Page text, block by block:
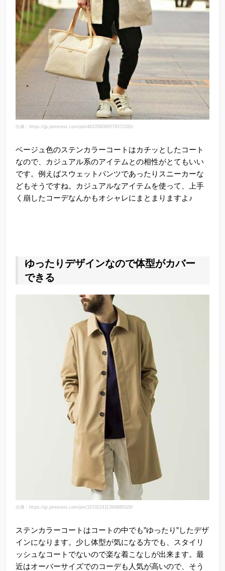
出典：https://jp.pinterest.com/pin/461056080579372281/
ベージュ色のステンカラーコートはカチッとしたコート
なので、カジュアル系のアイテムとの相性がとてもいい
です。例えばスウェットパンツであったりスニーカーな
どもそうですね。カジュアルなアイテムを使って、上手
く崩したコーデなんかもオシャレにまとまりますよ♪
ゆったりデザインなので体型がカバー
できる
出典：https://jp.pinterest.com/pin/315322411394888328/
ステンカラーコートはコートの中でも”ゆったり”したデザ
インになります。少し体型が気になる方でも、スタイリ
ッシュなコートでないので楽な着こなしが出来ます。最
近はオーバーサイズでのコーデも人気が高いので、そう